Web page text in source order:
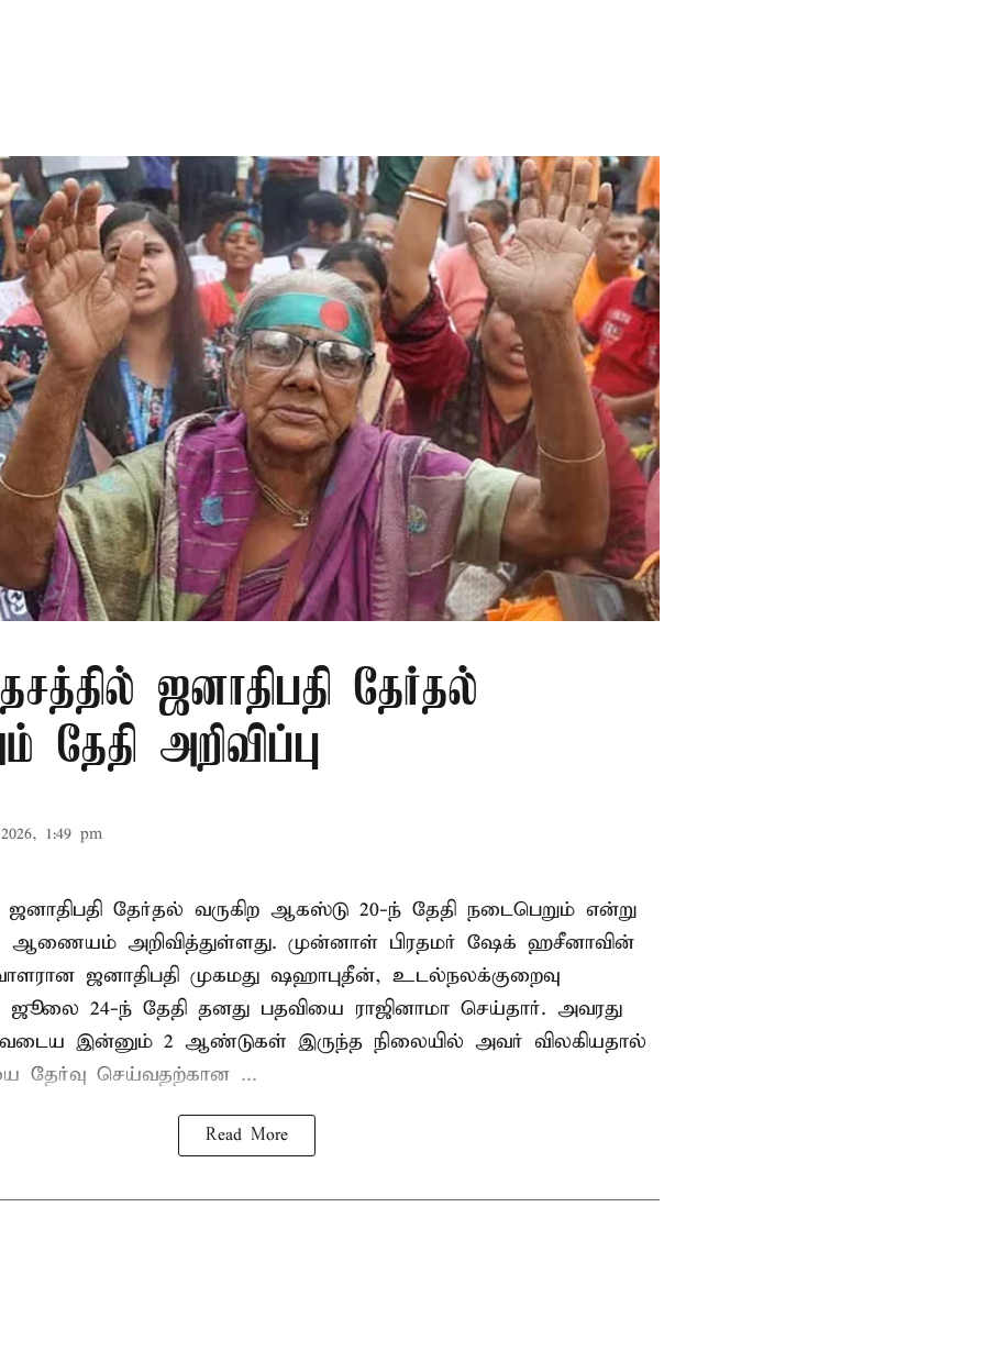
ஜனாதிபதி தேர்தல்
தேதி அறிவிப்பு
1:49 pm
தேர்தல் வருகிற ஆகஸ்டு 20-ந் தேதி நடைபெறும் என்று
ஆணையம் அறிவித்துள்ளது. முன்னாள் பிரதமர் ஷேக் ஹசீனாவின்
ஜனாதிபதி முகமது ஷஹாபுதீன், உடல்நலக்குறைவு
24-ந் தேதி தனது பதவியை ராஜினாமா செய்தார். அவரது
இன்னும் 2 ஆண்டுகள் இருந்த நிலையில் அவர் விலகியதால்
தேர்வு செய்வதற்கான ...
Read More